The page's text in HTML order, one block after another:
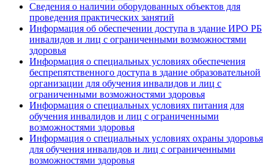
Сведения о наличии оборудованных объектов для
проведения практических занятий
Информация об обеспечении доступа в здание ИРО РБ
инвалидов и лиц с ограниченными возможностями
здоровья
Информация о специальных условиях обеспечения
беспрепятственного доступа в здание образовательной
организации для обучения инвалидов и лиц с
ограниченными возможностями здоровья
Информация о специальных условиях питания для
обучения инвалидов и лиц с ограниченными
возможностями здоровья
Информация о специальных условиях охраны здоровья
для обучения инвалидов и лиц с ограниченными
возможностями здоровья